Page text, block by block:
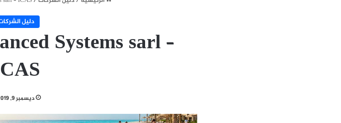
دليل
Systems sarl –
ديسمبر 9, 2019